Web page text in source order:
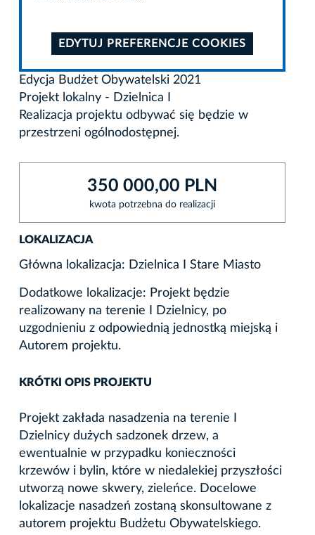
EDYTUJ PREFERENCJE COOKIES
Edycja Budżet Obywatelski 2021
Projekt lokalny - Dzielnica I
Realizacja projektu odbywać się będzie w
przestrzeni ogólnodostępnej.
350 000,00 PLN
kwota potrzebna do realizacji
LOKALIZACJA
Główna lokalizacja: Dzielnica I Stare Miasto
Dodatkowe lokalizacje: Projekt będzie
realizowany na terenie I Dzielnicy, po
uzgodnieniu z odpowiednią jednostką miejską i
Autorem projektu.
KRÓTKI OPIS PROJEKTU
Projekt zakłada nasadzenia na terenie I
Dzielnicy dużych sadzonek drzew, a
ewentualnie w przypadku konieczności
krzewów i bylin, które w niedalekiej przyszłości
utworzą nowe skwery, zieleńce. Docelowe
lokalizacje nasadzeń zostaną skonsultowane z
autorem projektu Budżetu Obywatelskiego.